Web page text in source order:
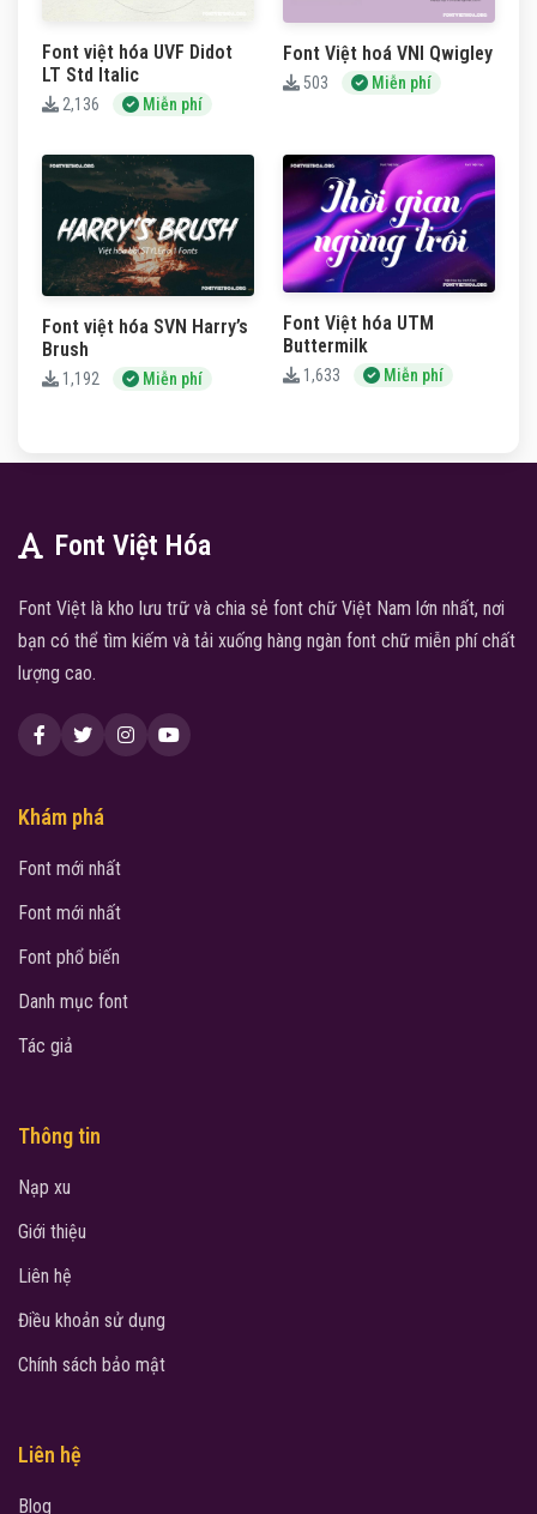
Font việt hóa UVF Didot
LT Std Italic
2,136 Miễn phí
Font Việt hoá VNI Qwigley
503 Miễn phí
Font việt hóa SVN Harry’s
Brush
1,192 Miễn phí
Font Việt hóa UTM
Buttermilk
1,633 Miễn phí
Font Việt Hóa
Font Việt là kho lưu trữ và chia sẻ font chữ Việt Nam lớn nhất, nơi
bạn có thể tìm kiếm và tải xuống hàng ngàn font chữ miễn phí chất
lượng cao.
Khám phá
Font mới nhất
Font mới nhất
Font phổ biến
Danh mục font
Tác giả
Thông tin
Nạp xu
Giới thiệu
Liên hệ
Điều khoản sử dụng
Chính sách bảo mật
Liên hệ
Blog